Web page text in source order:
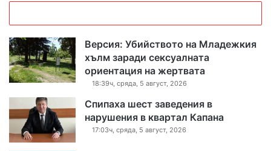
Версия: Убийството на Младежкия
хълм заради сексуалната
ориентация на жертвата
18:39ч, сряда, 5 август, 2026
Спипаха шест заведения в
нарушения в квартал Капана
17:03ч, сряда, 5 август, 2026